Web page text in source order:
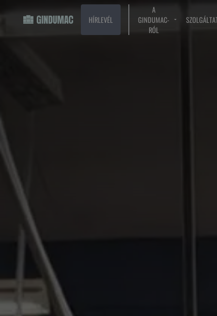
HÍRLEVÉL
A
GINDUMAC-
RÓL